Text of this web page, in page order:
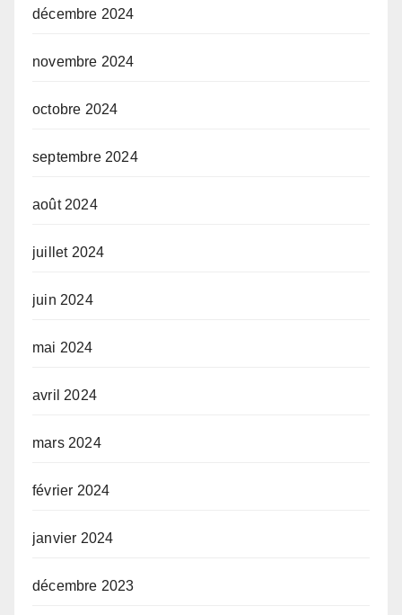
décembre 2024
novembre 2024
octobre 2024
septembre 2024
août 2024
juillet 2024
juin 2024
mai 2024
avril 2024
mars 2024
février 2024
janvier 2024
décembre 2023